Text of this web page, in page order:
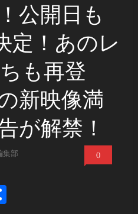
公開日も
定！あのレ
も再登
新映像満
が解禁！
集部 0